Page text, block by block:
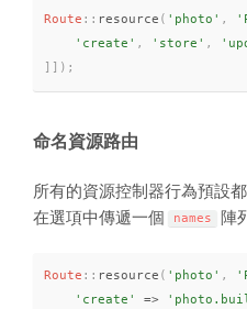
Route :: resource ( 'photo' ,
'create' , 'store' ,
) ;
命名資源路由
所有的資源控制器行為預設
在選項中傳遞一個
names 陣
Route :: resource ( 'photo' ,
'create'
=>